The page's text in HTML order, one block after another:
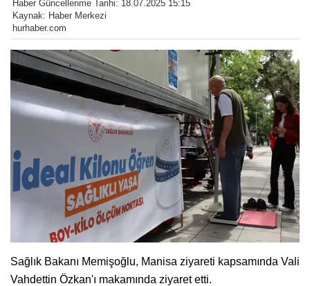
Haber Güncellenme Tarihi: 18.07.2025 15:15
Kaynak: Haber Merkezi
hurhaber.com
Sağlık Bakanı Memişoğlu, Manisa ziyareti kapsamında Vali
Vahdettin Özkan'ı makamında ziyaret etti.